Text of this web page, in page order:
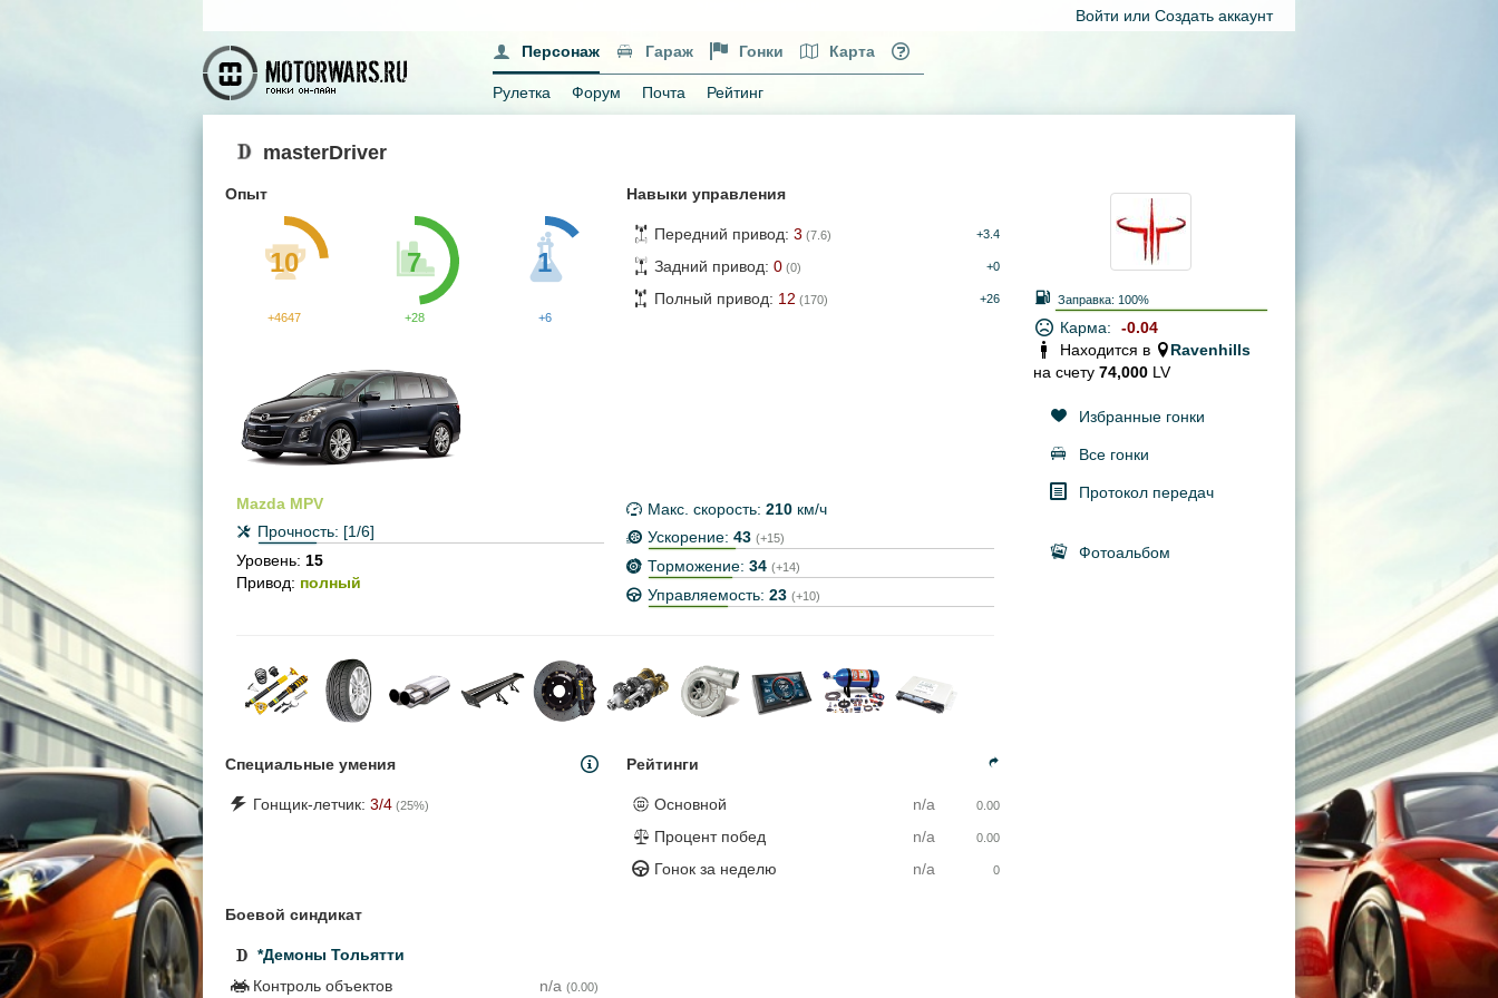
Войти или Создать аккаунт
Персонаж
Гараж Гонки Карта
Рулетка Форум Почта Рейтинг
masterDriver
Опыт
10
+4647
7
+28
1
+6
Навыки управления
Передний привод: 3 (7.6) +3.4
Задний привод: 0 (0) +0
Полный привод: 12 (170) +26
Mazda MPV
Прочность: [1/6]
Уровень: 15
Привод: полный
Макс. скорость: 210 км/ч
Ускорение: 43 (+15)
Торможение: 34 (+14)
Управляемость: 23 (+10)
Специальные умения
Гонщик-летчик: 3/4 (25%)
Рейтинги
Основной n/a 0.00
Процент побед n/a 0.00
Гонок за неделю n/a 0
Боевой синдикат
*Демоны Тольятти
Контроль объектов
n/a (0.00)
Заправка: 100%
Карма:
-0.04
Находится в
Ravenhills
на счету 74,000 LV
Избранные гонки
Все гонки
Протокол передач
Фотоальбом